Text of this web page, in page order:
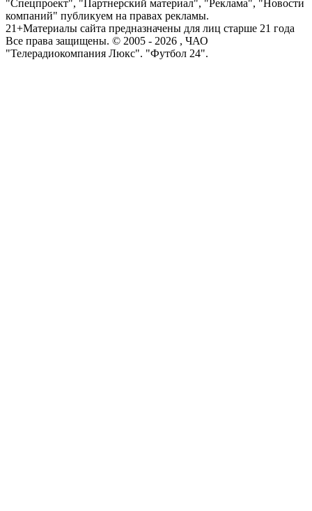
"Спецпроект", "Партнерский материал", "Реклама", "Новости
компаний" публикуем на правах рекламы.
21+Материалы сайта предназначены для лиц старше 21 года
Все права защищены. © 2005 - 2026 , ЧАО
"Телерадиокомпания Люкс". "Футбол 24".